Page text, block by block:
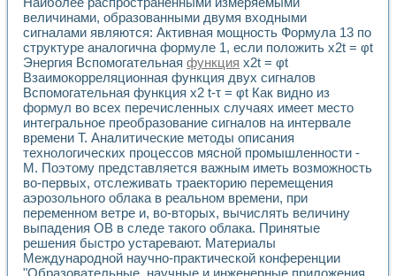
Аппаратно-программный комплекс для исследования
Автоматизированный дистанционный лабораторный
Исследование возможности реставрации одномерных
Использование технологий NATIONAL INSTRUMENTS в
Разработка модификаций алгоритма полигармонической
Учебный стенд для исследования принципа действия
Виртуальная система поддержки принимаемых решений в
Преемственность дисциплин «Моделирование систем» и
Универсальный стенд для исследования электрических
Лабораторные практикумы по информационно-
Виртуальный измеритель частотных характеристик на
Лабораторный практикум по основам теории Коммутации
Разработка виртуальной лабораторной работы
Виртуальные практикумы по электротехнике в среде
Из опыта внедрения в рамках национального проекта
Исследование эффективности решателей
величинами, образованными двумя входными
сигналами являются: Активная мощность Формула 13 по
структуре аналогична формуле 1, если положить x2t = φt
Энергия Вспомогательная функция x2t = φt
Взаимокорреляционная функция двух сигналов
Вспомогательная функция x2 t-τ = φt Как видно из
формул во всех перечисленных случаях имеет место
интегральное преобразование сигналов на интервале
времени Т. Аналитические методы описания
технологических процессов мясной промышленности -
М. Поэтому представляется важным иметь возможность
во-первых, отслеживать траекторию перемещения
аэрозольного облака в реальном времени, при
переменном ветре и, во-вторых, вычислять величину
выпадения ОВ в следе такого облака. Принятые
решения быстро устаревают. Материалы
Международной научно-практической конференции